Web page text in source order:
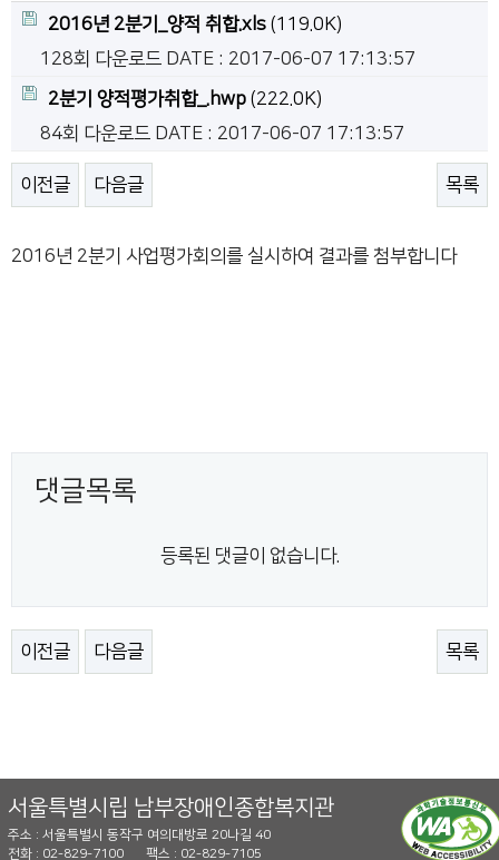
2016년 2분기_양적 취합.xls (119.0K)
128회 다운로드 DATE : 2017-06-07 17:13:57
2분기 양적평가취합_.hwp (222.0K)
84회 다운로드 DATE : 2017-06-07 17:13:57
이전글 다음글 목록
2016년 2분기 사업평가회의를 실시하여 결과를 첨부합니다
댓글목록
등록된 댓글이 없습니다.
이전글 다음글 목록
서울특별시립 남부장애인종합복지관
주소 : 서울특별시 동작구 여의대방로 20나길 40
전화 : 02-829-7100
팩스 : 02-829-7105